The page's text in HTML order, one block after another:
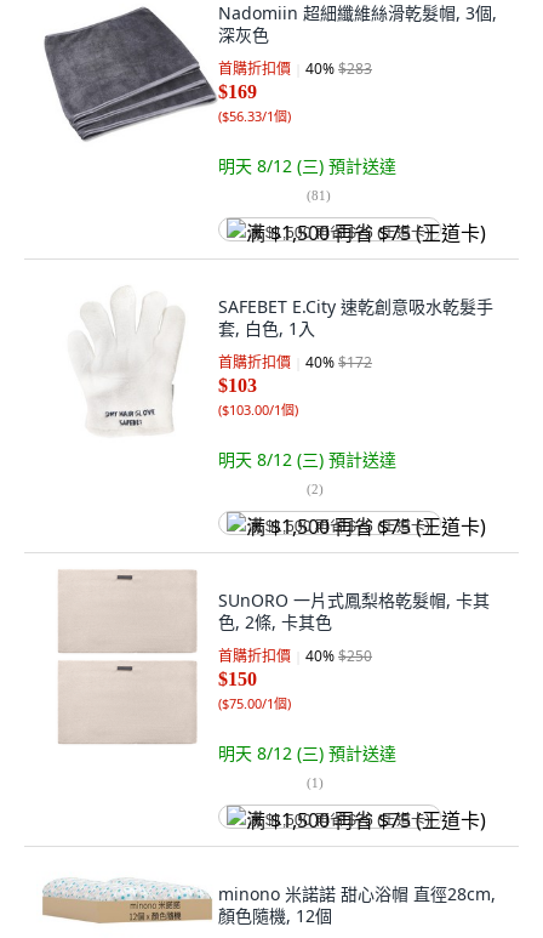
Nadomiin 超細纖維絲滑乾髮帽, 3個,
深灰色
首購折扣價 40%$283
$169
($56.33/1個)
明天 8/12 (三) 預計送達
(81)
满 $1,500 再省 $75 (王道卡)
SAFEBET E.City 速乾創意吸水乾髮手
套, 白色, 1入
首購折扣價 40%$172
$103
($103.00/1個)
明天 8/12 (三) 預計送達
(2)
满 $1,500 再省 $75 (王道卡)
SUnORO 一片式鳳梨格乾髮帽, 卡其
色, 2條, 卡其色
首購折扣價 40%$250
$150
($75.00/1個)
明天 8/12 (三) 預計送達
(1)
满 $1,500 再省 $75 (王道卡)
minono 米諾諾 甜心浴帽 直徑28cm,
顏色隨機, 12個